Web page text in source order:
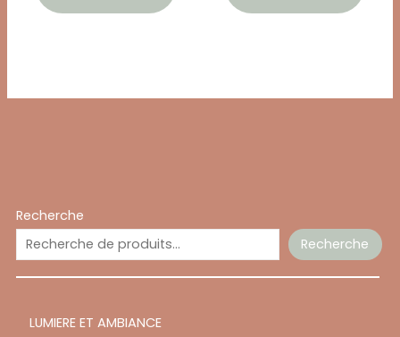
Recherche
Recherche
LUMIERE ET AMBIANCE